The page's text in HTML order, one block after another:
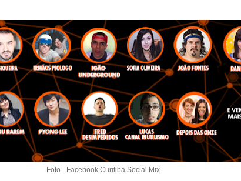
Foto - Facebook Curitiba Social Mix